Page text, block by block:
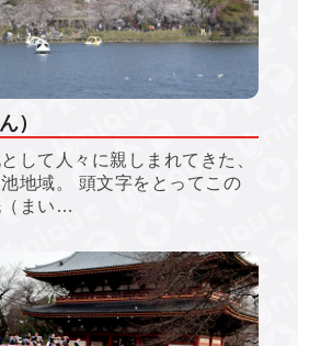
）
して人々に親しまれてきた、
地域。 頭文字をとってこの
（まい…